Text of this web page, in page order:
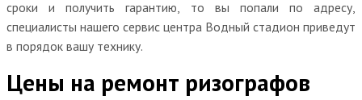
сроки и получить гарантию, то вы попали по адресу,
специалисты нашего сервис центра Водный стадион приведут
в порядок вашу технику.
Цены на ремонт ризографов